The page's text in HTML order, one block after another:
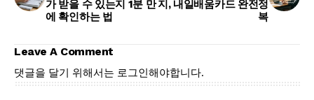
가 받을 수 있는지 1분 만
에 확인하는 법
지, 내일배움카드 완전정
복
Leave A Comment
댓글을 달기 위해서는 로그인해야합니다.